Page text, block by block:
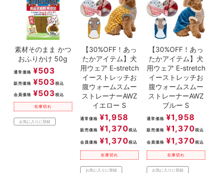
素材そのまま かつ
おふりかけ 50g
通常価格 ¥503
販売価格 ¥503 税込
会員価格 ¥503 税込
在庫切れ
お気に入りに登録
【30%OFF！あっ
たかアイテム】犬
用ウェア E-stretch
イーストレッチお
腹ウォームスムー
ストレーナーAWZ
イエロー S
通常価格 ¥1,958
販売価格 ¥1,370税込
会員価格 ¥1,370税込
在庫切れ
お気に入りに登録
【30%OFF！あっ
たかアイテム】犬
用ウェア E-stretch
イーストレッチお
腹ウォームスムー
ストレーナーAWZ
ブルー S
通常価格 ¥1,958
販売価格 ¥1,370税込
会員価格 ¥1,370税込
在庫切れ
お気に入りに登録